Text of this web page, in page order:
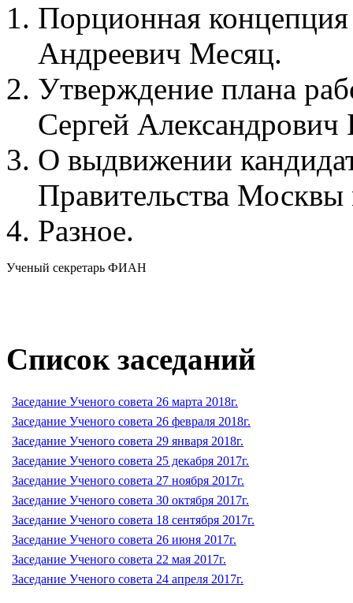
Порционная концепция
Андреевич Месяц.
Утверждение плана
Сергей Александрович
О выдвижении
Правительства
Разное.
Ученый секретарь ФИАН
Список заседаний
Заседание Ученого совета 26 марта 2018г.
Заседание Ученого совета 26 февраля 2018г.
Заседание Ученого совета 29 января 2018г.
Заседание Ученого совета 25 декабря 2017г.
Заседание Ученого совета 27 ноября 2017г.
Заседание Ученого совета 30 октября 2017г.
Заседание Ученого совета 18 сентября 2017г.
Заседание Ученого совета 26 июня 2017г.
Заседание Ученого совета 22 мая 2017г.
Заседание Ученого совета 24 апреля 2017г.